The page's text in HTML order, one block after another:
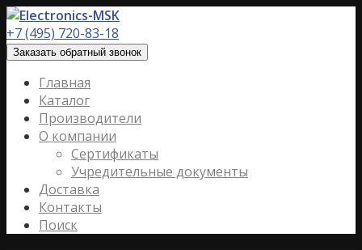
+7 (495) 720-83-18
Заказать обратный звонок
Главная
Каталог
Производители
О компании
Сертификаты
Учредительные документы
Доставка
Контакты
Поиск